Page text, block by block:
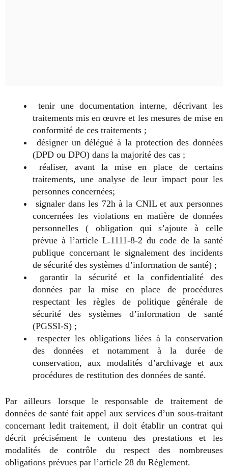
tenir une documentation interne, décrivant les
traitements mis en œuvre et les mesures de mise en
conformité de ces traitements ;
désigner un délégué à la protection des données
(DPD ou DPO) dans la majorité des cas ;
réaliser, avant la mise en place de certains
traitements, une analyse de leur impact pour les
personnes concernées;
signaler dans les 72h à la CNIL et aux personnes
concernées les violations en matière de données
personnelles ( obligation qui s’ajoute à celle
prévue à l’article L.1111-8-2 du code de la santé
publique concernant le signalement des incidents
de sécurité des systèmes d’information de santé) ;
garantir la sécurité et la confidentialité des
données par la mise en place de procédures
respectant les règles de politique générale de
sécurité des systèmes d’information de santé
(PGSSI-S) ;
respecter les obligations liées à la conservation
des données et notamment à la durée de
conservation, aux modalités d’archivage et aux
procédures de restitution des données de santé.
Par ailleurs lorsque le responsable de traitement de
données de santé fait appel aux services d’un sous-traitant
concernant ledit traitement, il doit établir un contrat qui
décrit précisément le contenu des prestations et les
modalités de contrôle du respect des nombreuses
obligations prévues par l’article 28 du Règlement.